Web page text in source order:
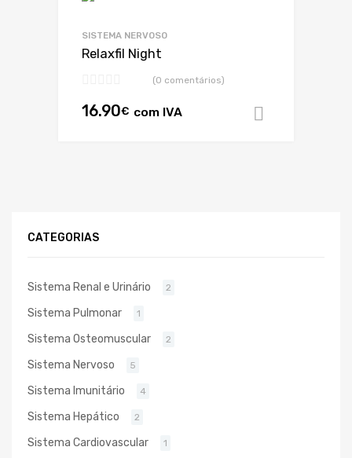
SISTEMA NERVOSO
Relaxfil Night
(0 comentários)
16.90€ com IVA
CATEGORIAS
Sistema Renal e Urinário 2
Sistema Pulmonar 1
Sistema Osteomuscular 2
Sistema Nervoso 5
Sistema Imunitário 4
Sistema Hepático 2
Sistema Cardiovascular 1